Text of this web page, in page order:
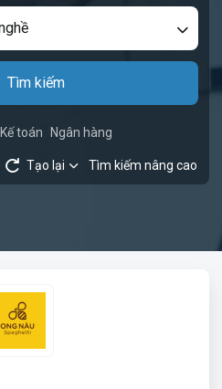
Tìm kiếm
Kế toán Ngân hàng
Tạo lại Tìm kiếm nâng cao